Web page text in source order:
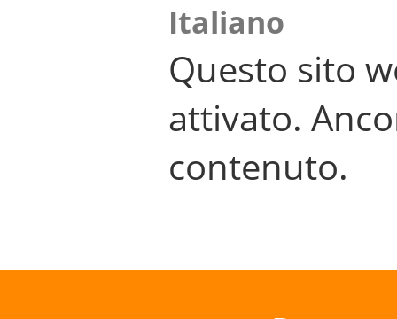
Italiano
Questo sito
attivato.
contenuto.